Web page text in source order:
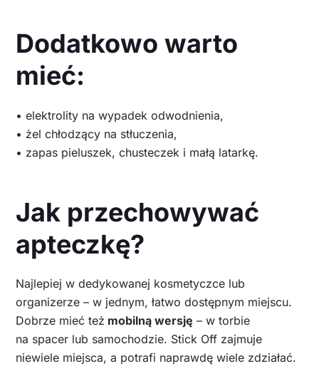
Dodatkowo warto
mieć:
• elektrolity na wypadek odwodnienia,
• żel chłodzący na stłuczenia,
• zapas pieluszek, chusteczek i małą latarkę.
Jak przechowywać
apteczkę?
Najlepiej w dedykowanej kosmetyczce lub
organizerze – w jednym, łatwo dostępnym miejscu.
Dobrze mieć też mobilną wersję – w torbie
na spacer lub samochodzie. Stick Off zajmuje
niewiele miejsca, a potrafi naprawdę wiele zdziałać.